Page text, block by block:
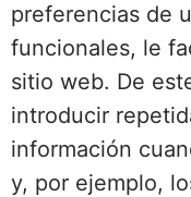
preferencias de
funcionales, le
sitio web. De
introducir
información
y, por ejemplo,